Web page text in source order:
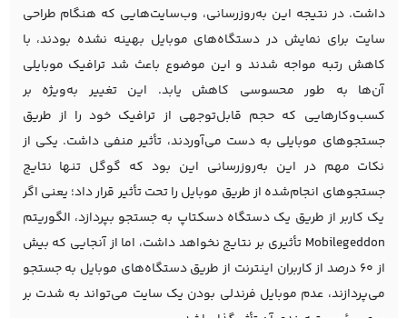
داشت. در نتیجه این به‌روزرسانی، وب‌سایت‌هایی که هنگام طراحی
سایت برای نمایش در دستگاه‌های موبایل بهینه نشده بودند، با
کاهش رتبه مواجه شدند و این موضوع باعث شد ترافیک موبایلی
آن‌ها به طور محسوسی کاهش یابد. این تغییر به‌ویژه بر
کسب‌وکارهایی که حجم قابل‌توجهی از ترافیک خود را از طریق
جستجوهای موبایلی به دست می‌آوردند، تأثیر منفی داشت. یکی از
نکات مهم در این به‌روزرسانی این بود که گوگل تنها نتایج
جستجوهای انجام‌شده از طریق موبایل را تحت تأثیر قرار داد؛ یعنی اگر
یک کاربر از طریق یک دستگاه دسکتاپ به جستجو بپردازد، الگوریتم
Mobilegeddon تأثیری بر نتایج نخواهد داشت، اما از آنجایی که بیش
از 60 درصد از کاربران اینترنت از طریق دستگاه‌های موبایل به جستجو
می‌پردازند، عدم موبایل فرندلی بودن یک سایت می‌تواند به شدت بر